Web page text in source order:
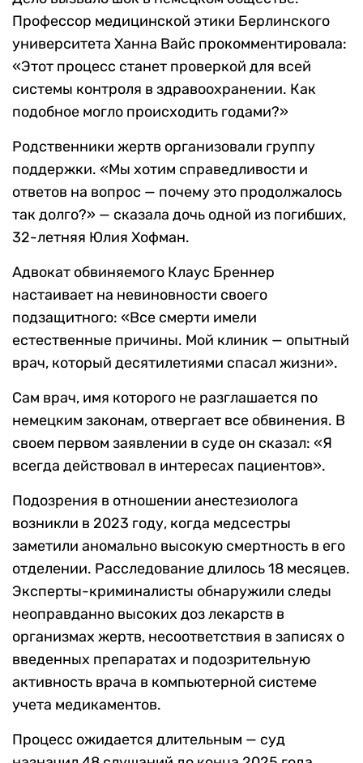
Профессор медицинской этики Берлинского
университета Ханна Вайс прокомментировала:
«Этот процесс станет проверкой для всей
системы контроля в здравоохранении. Как
подобное могло происходить годами?»
Родственники жертв организовали группу
поддержки. «Мы хотим справедливости и
ответов на вопрос — почему это продолжалось
так долго?» — сказала дочь одной из погибших,
32-летняя Юлия Хофман.
Адвокат обвиняемого Клаус Бреннер
настаивает на невиновности своего
подзащитного: «Все смерти имели
естественные причины. Мой клиник — опытный
врач, который десятилетиями спасал жизни».
Сам врач, имя которого не разглашается по
немецким законам, отвергает все обвинения. В
своем первом заявлении в суде он сказал: «Я
всегда действовал в интересах пациентов».
Подозрения в отношении анестезиолога
возникли в 2023 году, когда медсестры
заметили аномально высокую смертность в его
отделении. Расследование длилось 18 месяцев.
Эксперты-криминалисты обнаружили следы
неоправданно высоких доз лекарств в
организмах жертв, несоответствия в записях о
введенных препаратах и подозрительную
активность врача в компьютерной системе
учета медикаментов.
Процесс ожидается длительным — суд